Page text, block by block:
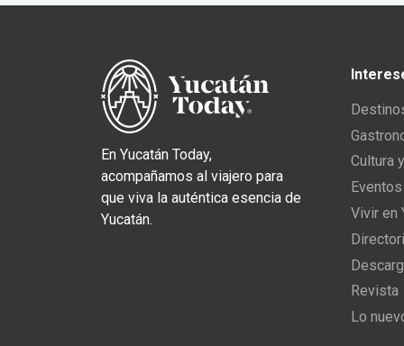
En Yucatán Today,
acompañamos al viajero para
que viva la auténtica esencia de
Yucatán.
Cultura
Vivir en
Revista
Lo